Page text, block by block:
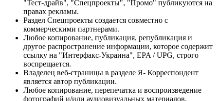
"Тест-драйв", "Спецпроекты", "Промо" публикуются на
правах рекламы.
Раздел Спецпроекты создается совместно с
коммерческими партнерами.
Любое копирование, публикация, републикация и
другое распространение информации, которое содержит
ссылку на "Интерфакс-Украина", EPA / UPG, строго
воспрещается.
Владелец веб-страницы в разделе Я- Корреспондент
является автор публикации.
Любое копирование, перепечатка и воспроизведение
фотографий и/или аудиовизуальных материалов,